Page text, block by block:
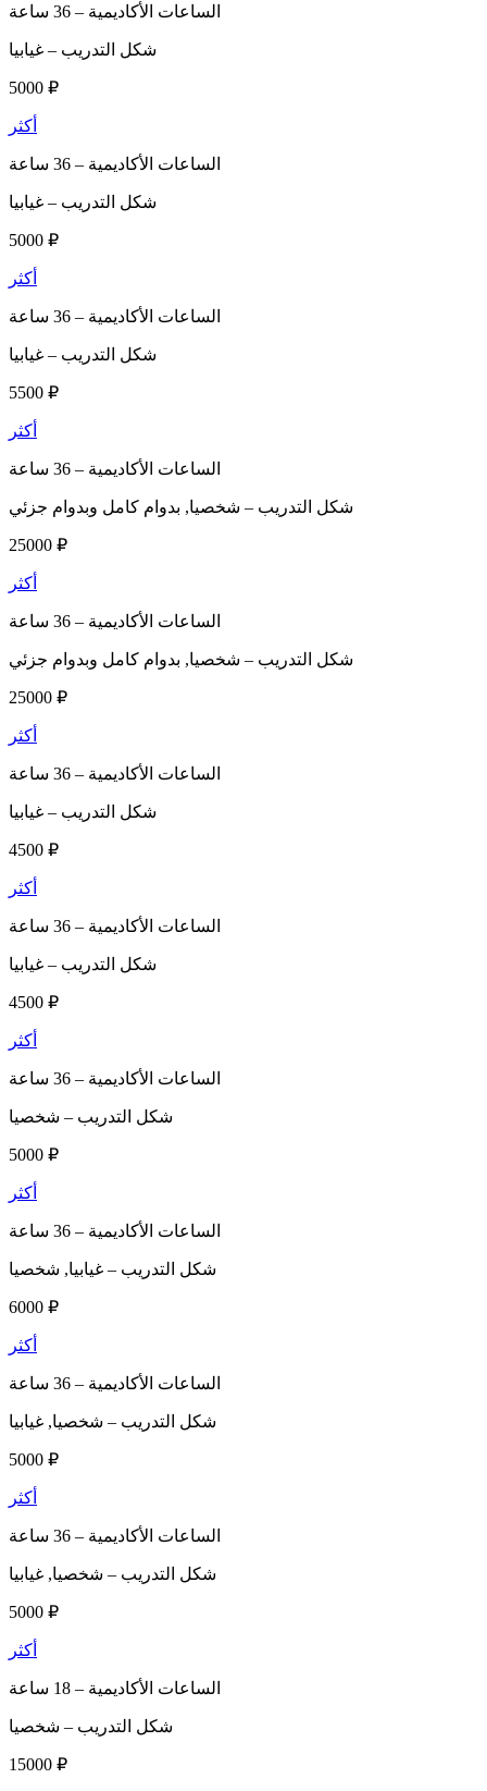
الساعات الأكاديمية –
شكل التدريب – غيابيا
5000 ₽
أكثر
الساعات الأكاديمية –
شكل التدريب – غيابيا
5000 ₽
أكثر
الساعات الأكاديمية –
شكل التدريب – غيابيا
5500 ₽
أكثر
الساعات الأكاديمية –
شكل التدريب – شخصيا, بدوام كامل وبدوام جزئي
25000 ₽
أكثر
الساعات الأكاديمية –
شكل التدريب – شخصيا, بدوام كامل وبدوام جزئي
25000 ₽
أكثر
الساعات الأكاديمية –
شكل التدريب – غيابيا
4500 ₽
أكثر
الساعات الأكاديمية –
شكل التدريب – غيابيا
4500 ₽
أكثر
الساعات الأكاديمية –
شكل التدريب – شخصيا
5000 ₽
أكثر
الساعات الأكاديمية –
شكل التدريب – غيابيا, شخصيا
6000 ₽
أكثر
الساعات الأكاديمية –
شكل التدريب – شخصيا, غيابيا
5000 ₽
أكثر
الساعات الأكاديمية –
شكل التدريب – شخصيا, غيابيا
5000 ₽
أكثر
الساعات الأكاديمية –
شكل التدريب – شخصيا
15000 ₽